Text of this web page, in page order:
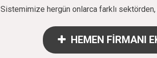
Sistemimize hergün onlarca farklı
HEMEN FİRMANI